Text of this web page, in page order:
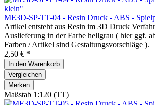
ME3D-SP-TT-04 - Resin Druck - ABS -
Artikel entsteht aus Resin im 3D Druck
Auslieferung in der Farbe hellgrau ( hier ggf.
Farben / Artikel sind Gestaltungsvorschläge ).
2,50 € *
In den Warenkorb
Vergleichen
Merken
Maßstab 1:120 (TT)